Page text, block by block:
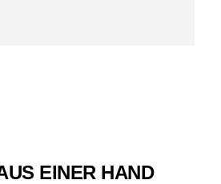
EINER HAND